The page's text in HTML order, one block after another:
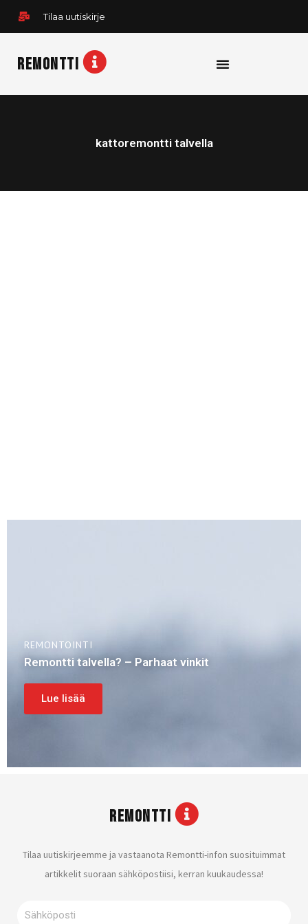
Siirry
Tilaa uutiskirje
REMONTTI
kattoremontti talvella
REMONTOINTI
Remontti talvella? – Parhaat vinkit
Lue lisää
REMONTTI
Tilaa uutiskirjeemme ja vastaanota Remontti-infon suosituimmat
artikkelit suoraan sähköpostiisi, kerran kuukaudessa!
Sähköposti